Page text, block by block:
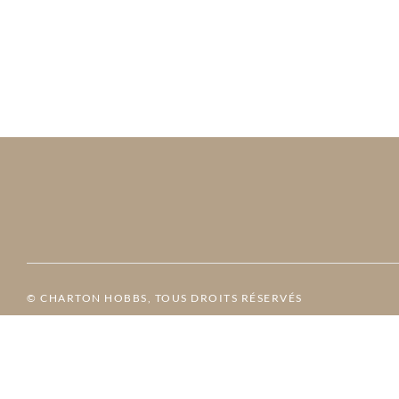
© CHARTON HOBBS, TOUS DROITS RÉSERVÉS